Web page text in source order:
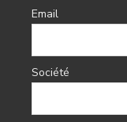
Email
Société